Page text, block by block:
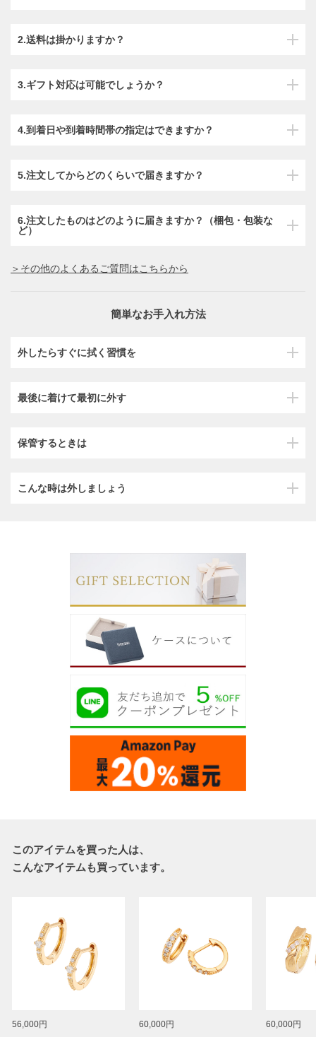
2.送料は掛かりますか？
3.ギフト対応は可能でしょうか？
4.到着日や到着時間帯の指定はできますか？
5.注文してからどのくらいで届きますか？
6.注文したものはどのように届きますか？（梱包・包装な
ど）
＞その他のよくあるご質問はこちらから
簡単なお手入れ方法
外したらすぐに拭く習慣を
最後に着けて最初に外す
保管するときは
こんな時は外しましょう
このアイテムを買った人は、
こんなアイテムも買っています。
56,000円 60,000円 60,000円